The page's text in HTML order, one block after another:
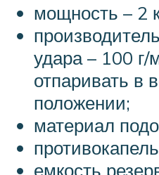
мощность – 2
удара – 100
отпаривать в
положении;
материал
емкость